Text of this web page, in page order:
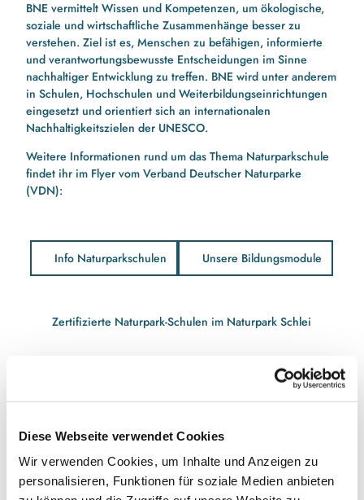
Diese Webseite verwendet Cookies
Wir verwenden Cookies, um Inhalte und Anzeigen zu
personalisieren, Funktionen für soziale Medien anbieten
BNE vermittelt Wissen und Kompetenzen, um ökologische,
soziale und wirtschaftliche Zusammenhänge besser zu
verstehen. Ziel ist es, Menschen zu befähigen, informierte
und verantwortungsbewusste Entscheidungen im Sinne
nachhaltiger Entwicklung zu treffen. BNE wird unter anderem
in Schulen, Hochschulen und Weiterbildungseinrichtungen
eingesetzt und orientiert sich an internationalen
Nachhaltigkeitszielen der UNESCO.
Weitere Informationen rund um das Thema Naturparkschule
findet ihr im Flyer vom Verband Deutscher Naturparke
(VDN):
Info Naturparkschulen Unsere Bildungsmodule
Zertifizierte Naturpark-Schulen im Naturpark Schlei
Boy-Lornsen-Schule (in Tolk und Schaalby)